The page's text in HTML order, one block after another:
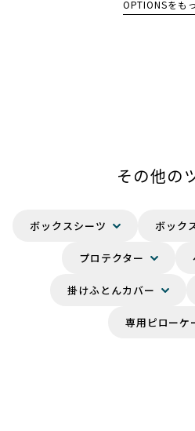
OPTIONSをも
その他の
ボックスシーツ ボック
プロテクター
掛けふとんカバー
専用ピローケ